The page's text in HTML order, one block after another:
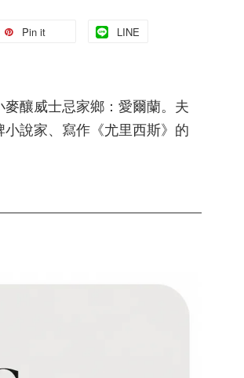
Pin it LINE
釀威士忌家鄉：愛爾蘭。夫
說家、寫作《尤里西斯》的